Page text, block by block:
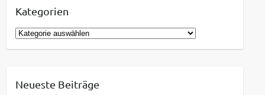
Kategorien
K
a
g
Neueste Beiträge